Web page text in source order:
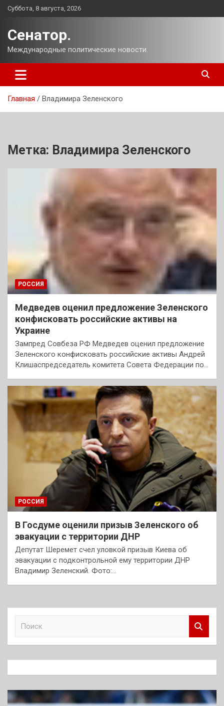
Перейти
Суббота, 8 августа, 2026
Сенатор.
Международные политические новости.
Главная Владимира Зеленского
Метка: Владимира Зеленского
РОССИЯ
Медведев оценил предложение Зеленского
конфисковать российские активы на
Украине
Зампред Совбеза РФ Медведев оценил предложение
Зеленского конфисковать российские активы Андрей
Клишаспредседатель комитета Совета Федерации по…
РОССИЯ
В Госдуме оценили призыв Зеленского об
эвакуации с территории ДНР
Депутат Шеремет счел уловкой призыв Киева об
эвакуации с подконтрольной ему территории ДНР
Владимир Зеленский. Фото:…
к